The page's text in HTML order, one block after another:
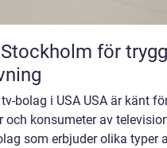
för trygg
bolag i USA USA är känt
och konsumeter av
som erbjuder olika typer